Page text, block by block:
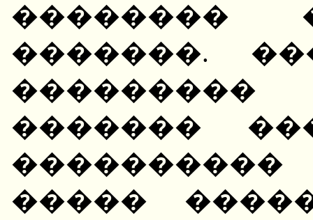
��������
�������.
�������
�����